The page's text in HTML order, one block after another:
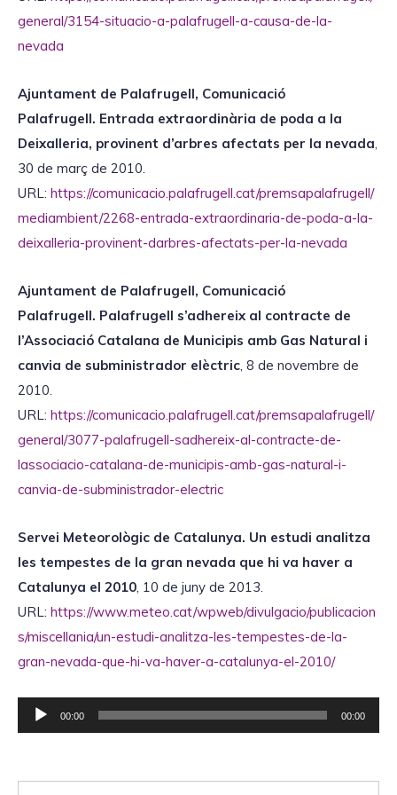
general/3154-situacio-a-palafrugell-a-causa-de-la-
nevada
Ajuntament de Palafrugell, Comunicació
Palafrugell. Entrada extraordinària de poda a la
Deixalleria, provinent d’arbres afectats per la nevada,
30 de març de 2010.
URL: https://comunicacio.palafrugell.cat/premsapalafrugell/
mediambient/2268-entrada-extraordinaria-de-poda-a-la-
deixalleria-provinent-darbres-afectats-per-la-nevada
Ajuntament de Palafrugell, Comunicació
Palafrugell. Palafrugell s’adhereix al contracte de
l’Associació Catalana de Municipis amb Gas Natural i
canvia de subministrador elèctric, 8 de novembre de
2010.
URL: https://comunicacio.palafrugell.cat/premsapalafrugell/
general/3077-palafrugell-sadhereix-al-contracte-de-
lassociacio-catalana-de-municipis-amb-gas-natural-i-
canvia-de-subministrador-electric
Servei Meteorològic de Catalunya. Un estudi analitza
les tempestes de la gran nevada que hi va haver a
Catalunya el 2010, 10 de juny de 2013.
URL: https://www.meteo.cat/wpweb/divulgacio/publicacion
s/miscellania/un-estudi-analitza-les-tempestes-de-la-
gran-nevada-que-hi-va-haver-a-catalunya-el-2010/
e
r
00:00 00:00